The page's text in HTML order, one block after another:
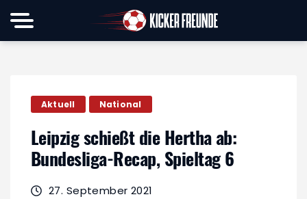
Aktuell National
Leipzig schießt die Hertha ab:
Bundesliga-Recap, Spieltag 6
27. September 2021